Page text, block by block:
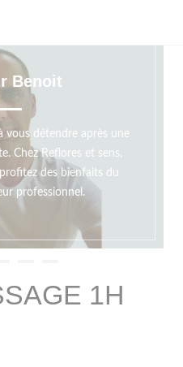
Benoit
vous détendre après une
Chez Reflores et sens,
des bienfaits du
professionnel.
1H